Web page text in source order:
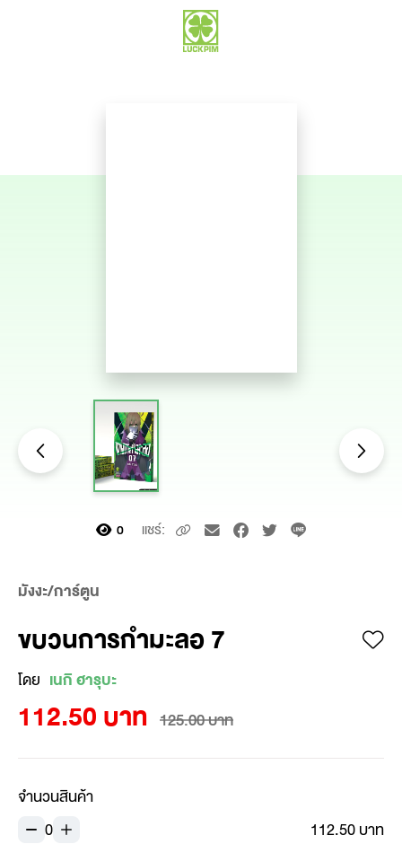
0 แชร์:
มังงะ/การ์ตูน
ขบวนการกำมะลอ 7
โดย เนกิ ฮารุบะ
112.50 บาท 125.00 บาท
จำนวนสินค้า
0
112.50 บาท